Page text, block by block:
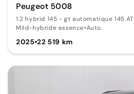
Peugeot 5008
1.2 hybrid 145 - gt automatique 145 AT
Mild-hybride essence•Auto.
2025•22 519 km